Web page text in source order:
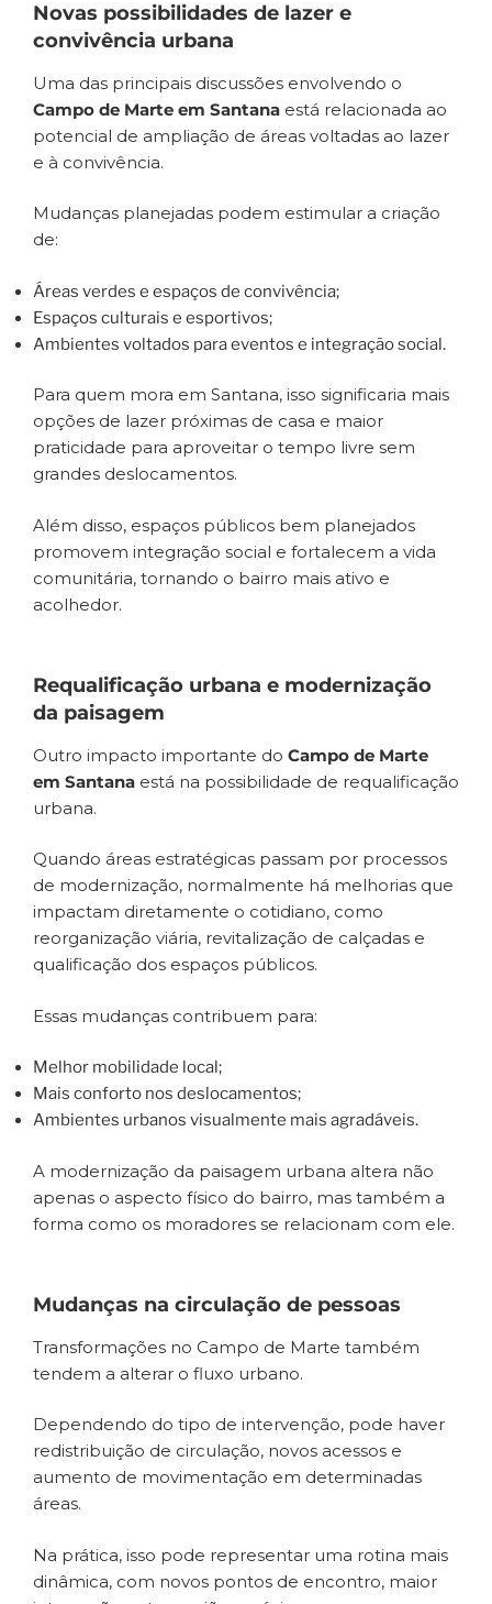
Novas possibilidades de lazer e
convivência urbana
Uma das principais discussões envolvendo o
Campo de Marte em Santana está relacionada ao
potencial de ampliação de áreas voltadas ao lazer
e à convivência.
Mudanças planejadas podem estimular a criação
de:
Áreas verdes e espaços de convivência;
Espaços culturais e esportivos;
Ambientes voltados para eventos e integração social.
Para quem mora em Santana, isso significaria mais
opções de lazer próximas de casa e maior
praticidade para aproveitar o tempo livre sem
grandes deslocamentos.
Além disso, espaços públicos bem planejados
promovem integração social e fortalecem a vida
comunitária, tornando o bairro mais ativo e
acolhedor.
Requalificação urbana e modernização
da paisagem
Outro impacto importante do Campo de Marte
em Santana está na possibilidade de requalificação
urbana.
Quando áreas estratégicas passam por processos
de modernização, normalmente há melhorias que
impactam diretamente o cotidiano, como
reorganização viária, revitalização de calçadas e
qualificação dos espaços públicos.
Essas mudanças contribuem para:
Melhor mobilidade local;
Mais conforto nos deslocamentos;
Ambientes urbanos visualmente mais agradáveis.
A modernização da paisagem urbana altera não
apenas o aspecto físico do bairro, mas também a
forma como os moradores se relacionam com ele.
Mudanças na circulação de pessoas
Transformações no Campo de Marte também
tendem a alterar o fluxo urbano.
Dependendo do tipo de intervenção, pode haver
redistribuição de circulação, novos acessos e
aumento de movimentação em determinadas
áreas.
Na prática, isso pode representar uma rotina mais
dinâmica, com novos pontos de encontro, maior